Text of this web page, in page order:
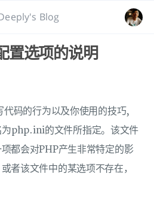
Blog
置选项的说明
代码的行为以及你使用的技巧,
为php.ini的文件所指定。该文件
都会对PHP产生非常特定的影
者该文件中的某选项不存在，